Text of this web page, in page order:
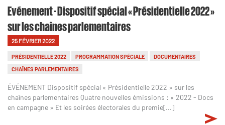
Evénement - Dispositif spécial « Présidentielle 2022 »
sur les chaînes parlementaires
25 FÉVRIER 2022
PRÉSIDENTIELLE 2022 PROGRAMMATION SPÉCIALE
DOCUMENTAIRES
CHAÎNES PARLEMENTAIRES
ÉVÉNEMENT Dispositif spécial « Présidentielle 2022 » sur les
chaînes parlementaires Quatre nouvelles émissions : « 2022 - Docs
en campagne » Et les soirées électorales du premie[...]